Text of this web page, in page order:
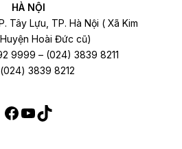
HÀ NỘI
Tây Lựu, TP. Hà Nội ( Xã Kim
Hoài Đức cũ)
9999 – (024) 3839 8211
3839 8212